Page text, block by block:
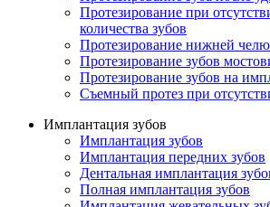
Протезирование при
количества зубов
Протезирование нижней
Протезирование зубов
Протезирование зубов на
Съемный протез при
Имплантация зубов
Имплантация зубов
Имплантация передних зубов
Дентальная имплантация
Полная имплантация зубов